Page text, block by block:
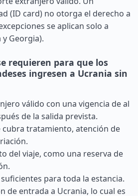
(ID card) no otorga el derecho a
se aplican solo a
y Georgia).
requieren para que los
ingresen a Ucrania sin
válido con una vigencia de al
de la salida prevista.
cubra tratamiento, atención de
del viaje, como una reserva de
para toda la estancia.
de entrada a Ucrania, lo cual es